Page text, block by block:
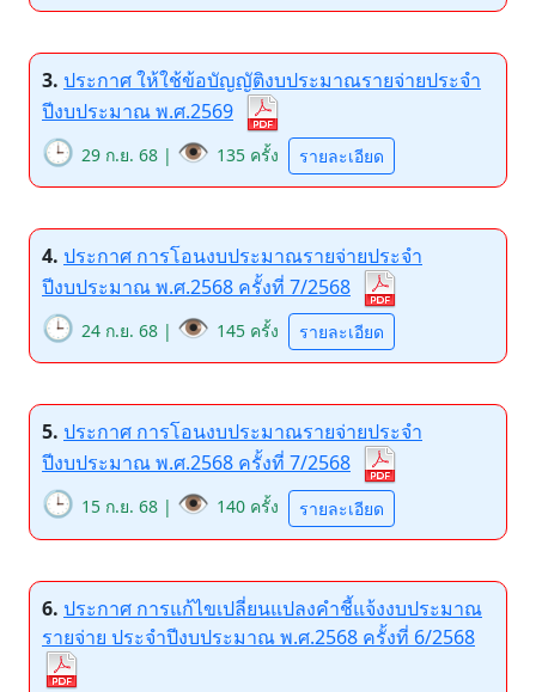
3. ประกาศ ให้ใช้ข้อบัญญัติงบประมาณรายจ่ายประจำ
ปีงบประมาณ พ.ศ.2569
🕒 29 ก.ย. 68 | 👁️ 135 ครั้ง รายละเอียด
4. ประกาศ การโอนงบประมาณรายจ่ายประจำ
ปีงบประมาณ พ.ศ.2568 ครั้งที่ 7/2568
🕒 24 ก.ย. 68 | 👁️ 145 ครั้ง รายละเอียด
5. ประกาศ การโอนงบประมาณรายจ่ายประจำ
ปีงบประมาณ พ.ศ.2568 ครั้งที่ 7/2568
🕒 15 ก.ย. 68 | 👁️ 140 ครั้ง รายละเอียด
6. ประกาศ การแก้ไขเปลี่ยนแปลงคำชี้แจ้งงบประมาณ
รายจ่าย ประจำปีงบประมาณ พ.ศ.2568 ครั้งที่ 6/2568